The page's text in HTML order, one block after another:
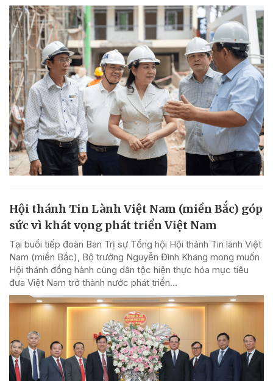
Hội thánh Tin Lành Việt Nam (miền Bắc) góp
sức vì khát vọng phát triển Việt Nam
Tại buổi tiếp đoàn Ban Trị sự Tổng hội Hội thánh Tin lành Việt
Nam (miền Bắc), Bộ trưởng Nguyễn Đình Khang mong muốn
Hội thánh đồng hành cùng dân tộc hiện thực hóa mục tiêu
đưa Việt Nam trở thành nước phát triển...